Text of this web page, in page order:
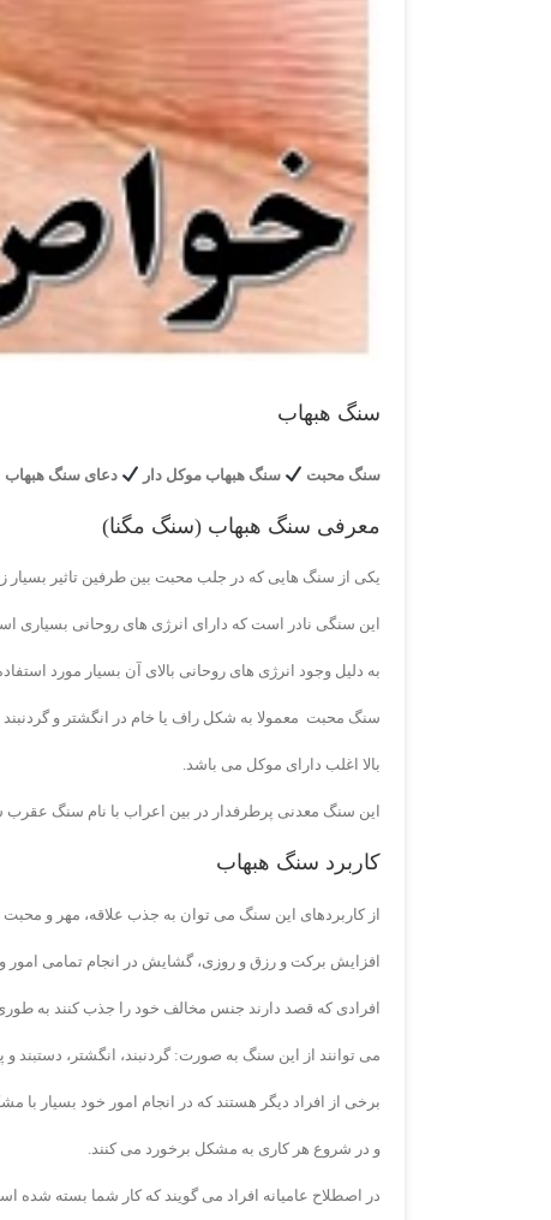
سنگ هبهاب
سنگ محبت سنگ هبهاب موکل دار دعای سنگ هبهاب
معرفی سنگ هبهاب (سنگ مگنا)
یکی از سنگ هایی که در جلب محبت بین طرفین تاثیر بسیار
این سنگی نادر است که دارای انرژی های روحانی بسیاری
به دلیل وجود انرژی های روحانی بالای آن بسیار مورد
سنگ محبت معمولا به شکل راف یا خام در انگشتر و
بالا اغلب دارای موکل می باشد.
این سنگ معدنی پرطرفدار در بین اعراب با نام سنگ عقرب
کاربرد سنگ هبهاب
از کاربردهای این سنگ می توان به جذب علاقه، مهر و
افزایش برکت و رزق و روزی، گشایش در انجام تمامی امور و
افرادی که قصد دارند جنس مخالف خود را جذب کنند به
می توانند از این سنگ به صورت: گردنبند، انگشتر، دستبند و
برخی از افراد دیگر هستند که در انجام امور خود بسیار
و در شروع هر کاری به مشکل برخورد می کنند.
در اصطلاح عامیانه افراد می گویند که کار شما بسته